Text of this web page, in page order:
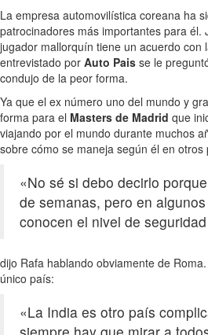
La empresa automovilística coreana ha
patrocinadores más importantes para él.
jugador mallorquín tiene un acuerdo con
entrevistado por Auto Pais se le
condujo de la peor forma.
Ya que el ex número uno del mundo y
forma para el Masters de Madrid que
viajando por el mundo durante muchos
sobre cómo se maneja según él en otros
«No sé si debo decirlo
de semanas, pero en
conocen el nivel de
dijo Rafa hablando obviamente de
único país:
«La India es otro país